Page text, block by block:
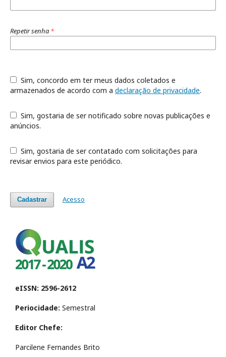
Repetir senha *
armazenados de acordo com a declaração de privacidade.
anúncios.
revisar envios para este periódico.
Cadastrar Acesso
eISSN: 2596-2612
Periocidade: Semestral
Editor Chefe:
Parcilene Fernandes Brito